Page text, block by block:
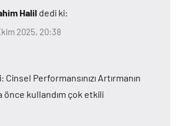
Halil dedi ki:
2025, 20:38
Performansınızı Artırmanın
önce kullandım çok etkili